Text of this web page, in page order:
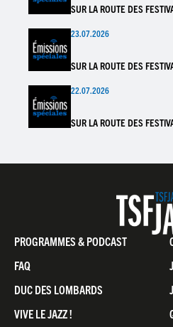
SUR LA ROUTE DES
23.07.2026
SUR LA ROUTE DES
22.07.2026
SUR LA ROUTE DES
Pied
de
page
PROGRAMMES & PODCAST
FAQ
DUC DES LOMBARDS
VIVE LE JAZZ !